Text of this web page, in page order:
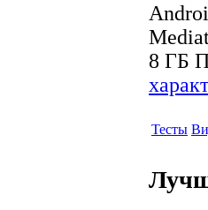
8 ГБ
Тесты